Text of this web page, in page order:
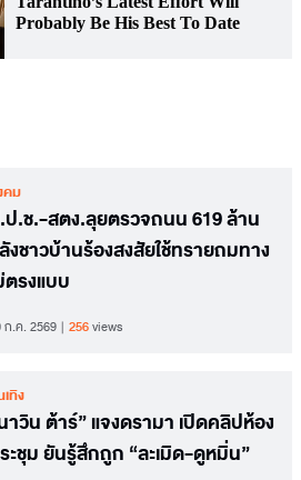
คม
.ช.-สตง.ลุยตรวจถนน 619 ล้าน
งชาวบ้านร้องสงสัยใช้ทรายถมทาง
ตรงแบบ
ก.ค. 2569 256views
ทิง
าวิน ต้าร์” แจงดรามา เปิดคลิปห้อง
ะชุม ยันรู้สึกถูก “ละเมิด-ดูหมิ่น”